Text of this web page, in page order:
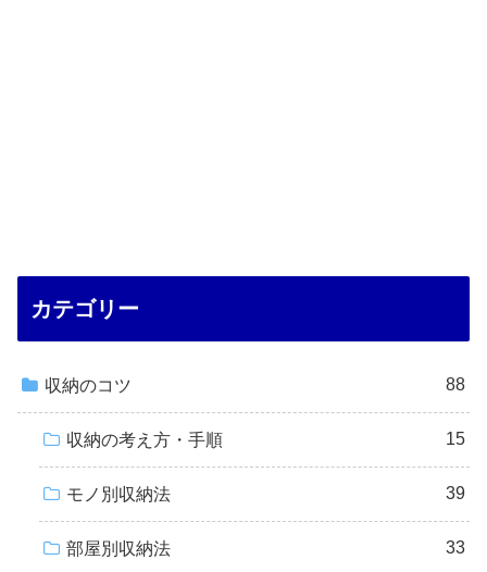
カテゴリー
収納のコツ 88
収納の考え方・手順 15
モノ別収納法 39
部屋別収納法 33